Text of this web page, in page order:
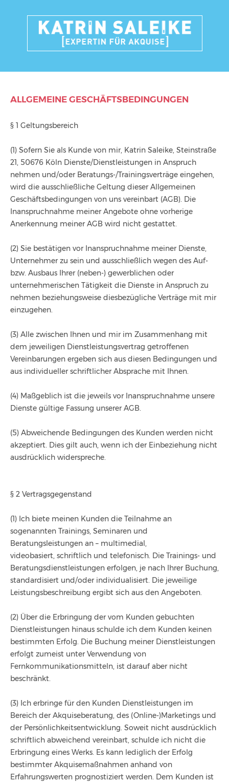
ALLGEMEINE GESCHÄFTSBEDINGUNGEN
§ 1 Geltungsbereich
(1) Sofern Sie als Kunde von mir, Katrin Saleike, Steinstraße
21, 50676 Köln Dienste/Dienstleistungen in Anspruch
nehmen und/oder Beratungs-/Trainingsverträge eingehen,
wird die ausschließliche Geltung dieser Allgemeinen
Geschäftsbedingungen von uns vereinbart (AGB). Die
Inanspruchnahme meiner Angebote ohne vorherige
Anerkennung meiner AGB wird nicht gestattet.
(2) Sie bestätigen vor Inanspruchnahme meiner Dienste,
Unternehmer zu sein und ausschließlich wegen des Auf-
bzw. Ausbaus Ihrer (neben-) gewerblichen oder
unternehmerischen Tätigkeit die Dienste in Anspruch zu
nehmen beziehungsweise diesbezügliche Verträge mit mir
einzugehen.
(3) Alle zwischen Ihnen und mir im Zusammenhang mit
dem jeweiligen Dienstleistungsvertrag getroffenen
Vereinbarungen ergeben sich aus diesen Bedingungen und
aus individueller schriftlicher Absprache mit Ihnen.
(4) Maßgeblich ist die jeweils vor Inanspruchnahme unsere
Dienste gültige Fassung unserer AGB.
(5) Abweichende Bedingungen des Kunden werden nicht
akzeptiert. Dies gilt auch, wenn ich der Einbeziehung nicht
ausdrücklich widerspreche.
§ 2 Vertragsgegenstand
(1) Ich biete meinen Kunden die Teilnahme an
sogenannten Trainings, Seminaren und
Beratungsleistungen an – multimedial,
videobasiert, schriftlich und telefonisch. Die Trainings- und
Beratungsdienstleistungen erfolgen, je nach Ihrer Buchung,
standardisiert und/oder individualisiert. Die jeweilige
Leistungsbeschreibung ergibt sich aus den Angeboten.
(2) Über die Erbringung der vom Kunden gebuchten
Dienstleistungen hinaus schulde ich dem Kunden keinen
bestimmten Erfolg. Die Buchung meiner Dienstleistungen
erfolgt zumeist unter Verwendung von
Fernkommunikationsmitteln, ist darauf aber nicht
beschränkt.
(3) Ich erbringe für den Kunden Dienstleistungen im
Bereich der Akquiseberatung, des (Online-)Marketings und
der Persönlichkeitsentwicklung. Soweit nicht ausdrücklich
schriftlich abweichend vereinbart, schulde ich nicht die
Erbringung eines Werks. Es kann lediglich der Erfolg
bestimmter Akquisemaßnahmen anhand von
Erfahrungswerten prognostiziert werden. Dem Kunden ist